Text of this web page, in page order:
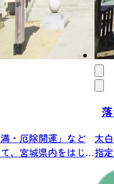
・厄除開運」など
、宮城県内をはじ
太
指